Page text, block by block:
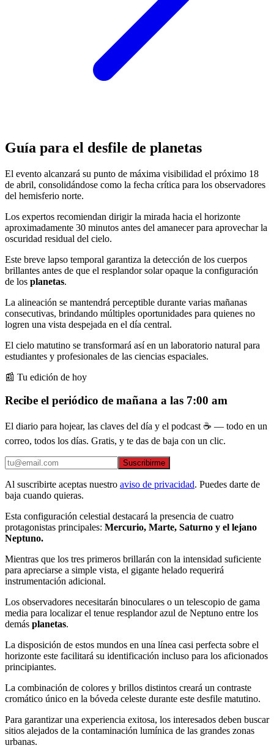
Guía para el desfile de planetas
El evento alcanzará su punto de máxima visibilidad el próximo 18
de abril, consolidándose como la fecha crítica para los observadores
del hemisferio norte.
Los expertos recomiendan dirigir la mirada hacia el horizonte
aproximadamente 30 minutos antes del amanecer para aprovechar la
oscuridad residual del cielo.
Este breve lapso temporal garantiza la detección de los cuerpos
brillantes antes de que el resplandor solar opaque la configuración
de los planetas.
La alineación se mantendrá perceptible durante varias mañanas
consecutivas, brindando múltiples oportunidades para quienes no
logren una vista despejada en el día central.
El cielo matutino se transformará así en un laboratorio natural para
estudiantes y profesionales de las ciencias espaciales.
📰 Tu edición de hoy
Recibe el periódico de mañana a las 7:00 am
El diario para hojear, las claves del día y el podcast ☕ — todo en un
correo, todos los días. Gratis, y te das de baja con un clic.
Suscribirme
Al suscribirte aceptas nuestro aviso de privacidad. Puedes darte de
baja cuando quieras.
Esta configuración celestial destacará la presencia de cuatro
protagonistas principales: Mercurio, Marte, Saturno y el lejano
Neptuno.
Mientras que los tres primeros brillarán con la intensidad suficiente
para apreciarse a simple vista, el gigante helado requerirá
instrumentación adicional.
Los observadores necesitarán binoculares o un telescopio de gama
media para localizar el tenue resplandor azul de Neptuno entre los
demás planetas.
La disposición de estos mundos en una línea casi perfecta sobre el
horizonte este facilitará su identificación incluso para los aficionados
principiantes.
La combinación de colores y brillos distintos creará un contraste
cromático único en la bóveda celeste durante este desfile matutino.
Para garantizar una experiencia exitosa, los interesados deben buscar
sitios alejados de la contaminación lumínica de las grandes zonas
urbanas.